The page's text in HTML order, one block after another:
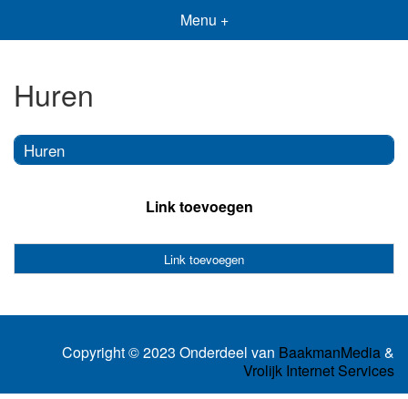
Menu +
Huren
Huren
Link toevoegen
Link toevoegen
Copyright © 2023 Onderdeel van BaakmanMedia&
Vrolijk Internet Services